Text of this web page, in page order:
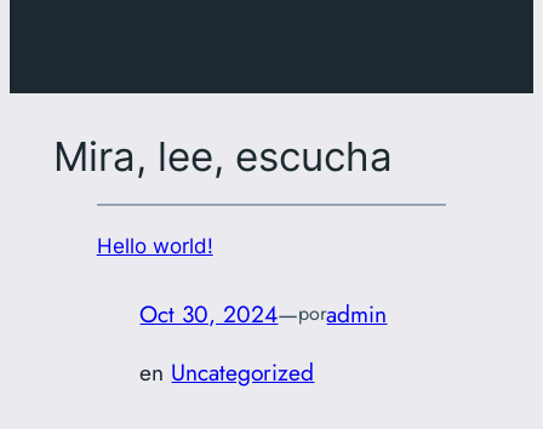
Mira, lee, escucha
Hello world!
Oct 30, 2024—poradmin
en Uncategorized